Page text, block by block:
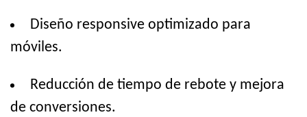
Diseño responsive optimizado para
móviles.
Reducción de tiempo de rebote y mejora
de conversiones.